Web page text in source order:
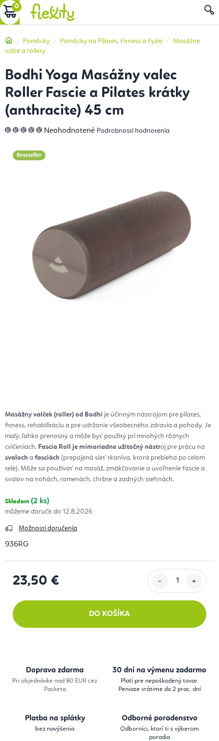
Prejsť
na
NÁKUPNÝ
DomovPomôcky Pomôcky na Pilates, Fitness a Fyzio
Masážne
valce a rollery
Masážny valček (roller) od Bodhi je účinným nástrojom pre pilates,
fitness, rehabilitáciu a pre udržanie všeobecného zdravia a pohody. Je
malý, ľahko prenosný a môže byť použitý pri mnohých rôznych
cvičeniach. Fascia Roll je mimoriadne užitočný nástroj pre prácu na
svaloch a fasciách (prepojená sieť tkaniva, ktorá prebieha po celom
tele). Môže sa používať na masáž, zmäkčovanie a uvoľnenie fascie a
svalov na nohách, ramenách, chrbte a zadných stehnách.
Skladom (2 ks)
12.8.2026
Možnosti doručenia
936RG
23,50 €
DO KOŠÍKA
Bodhi Yoga Masážny valec
Roller Fascie a Pilates krátky
(anthracite) 45 cm
Priemerné
hodnotenie
0,0
z
Neohodnotené Podrobnosti hodnotenia
Bestseller
Doprava zdarma
Pri objednávke nad 80 EUR cez
Packeta
30 dní na výmenu zadarmo
Platí pre nepoškodený tovar.
Peniaze vrátime do 2 prac. dní
Platba na splátky
bez navýšenia
Odborné poradenstvo
Odborníci, ktorí ti s výberom
poradia